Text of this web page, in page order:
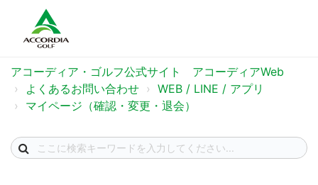
アコーディア・ゴルフ公式サイト アコーディアWeb
よくあるお問い合わせ
WEB / LINE / アプリ
マイページ（確認・変更・退会）